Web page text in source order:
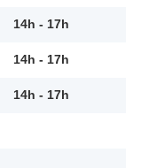
14h - 17h
14h - 17h
14h - 17h